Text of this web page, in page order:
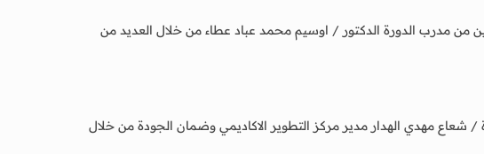
من مدرب الدورة الدكتور / اوسيم محمد عباد عطاء من خلال العديد من
شعاع مهدي الهدار مدير مركز التطوير الاكاديمي وضمان الجودة من خلال